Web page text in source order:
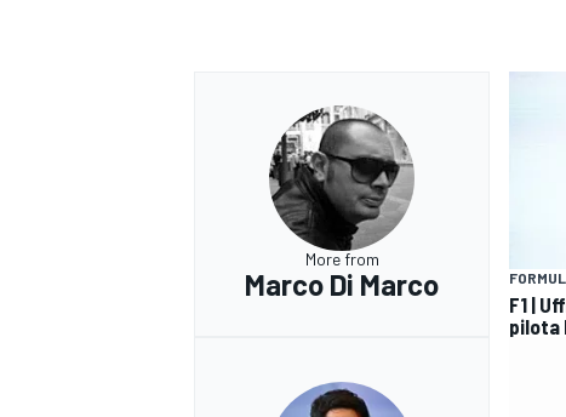
More from
Marco Di Marco
F1 |
pilota